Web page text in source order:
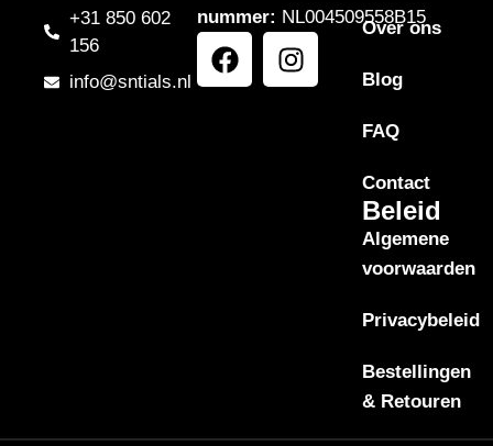
+31 850 602
156
info@sntials.nl
nummer: NL004509558B15
Over ons
Blog
FAQ
Contact
Beleid
Algemene
voorwaarden
Privacybeleid
Bestellingen
& Retouren